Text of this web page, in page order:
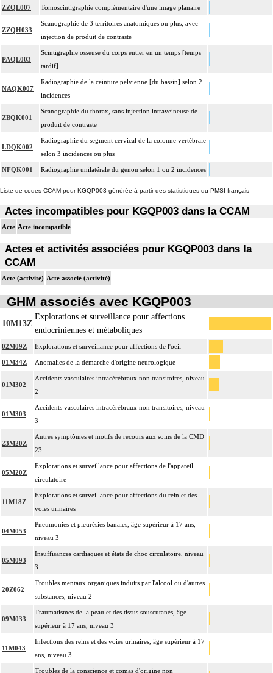
ZZQL007 Tomoscintigraphie complémentaire d'une image planaire
ZZQH033
Scanographie de 3 territoires anatomiques ou plus, avec
injection de produit de contraste
PAQL003
Scintigraphie osseuse du corps entier en un temps [temps
tardif]
NAQK007
Radiographie de la ceinture pelvienne [du bassin] selon 2
incidences
ZBQK001
Scanographie du thorax, sans injection intraveineuse de
produit de contraste
LDQK002
Radiographie du segment cervical de la colonne vertébrale
selon 3 incidences ou plus
NFQK001 Radiographie unilatérale du genou selon 1 ou 2 incidences
Liste de codes CCAM pour KGQP003 générée à partir des statistiques du PMSI français
Actes incompatibles pour KGQP003 dans la CCAM
Acte Acte incompatible
Actes et activités associées pour KGQP003 dans la
CCAM
Acte (activité) Acte associé (activité)
GHM associés avec KGQP003
10M13Z
Explorations et surveillance pour affections
endocriniennes et métaboliques
02M09Z Explorations et surveillance pour affections de l'oeil
01M34Z Anomalies de la démarche d'origine neurologique
01M302
Accidents vasculaires intracérébraux non transitoires, niveau
2
01M303
Accidents vasculaires intracérébraux non transitoires, niveau
3
23M20Z
Autres symptômes et motifs de recours aux soins de la CMD
23
05M20Z
Explorations et surveillance pour affections de l'appareil
circulatoire
11M18Z
Explorations et surveillance pour affections du rein et des
voies urinaires
04M053
Pneumonies et pleurésies banales, âge supérieur à 17 ans,
niveau 3
05M093
Insuffisances cardiaques et états de choc circulatoire, niveau
3
20Z062
Troubles mentaux organiques induits par l'alcool ou d'autres
substances, niveau 2
09M033
Traumatismes de la peau et des tissus souscutanés, âge
supérieur à 17 ans, niveau 3
11M043
Infections des reins et des voies urinaires, âge supérieur à 17
ans, niveau 3
Troubles de la conscience et comas d'origine non